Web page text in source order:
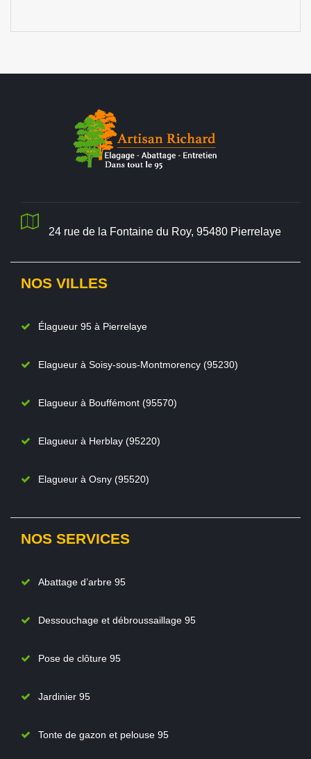
24 rue de la Fontaine du Roy, 95480 Pierrelaye
NOS VILLES
Élagueur 95 à Pierrelaye
Elagueur à Soisy-sous-Montmorency (95230)
Elagueur à Bouffémont (95570)
Elagueur à Herblay (95220)
Elagueur à Osny (95520)
NOS SERVICES
Abattage d’arbre 95
Dessouchage et débroussaillage 95
Pose de clôture 95
Jardinier 95
Tonte de gazon et pelouse 95